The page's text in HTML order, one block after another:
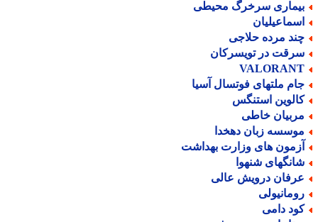
سرخرگ محیطی
مرده حلاجی
در تویسرکان
ملتهای فوتسال آسیا
استنگس
خاطی
زبان دهخدا
های وزارت بهداشت
شنهوا
درویش عالی
دامی